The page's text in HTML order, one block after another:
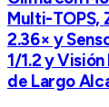
Multi-TOPS,
2.36× y
1/1.2 y
de Largo